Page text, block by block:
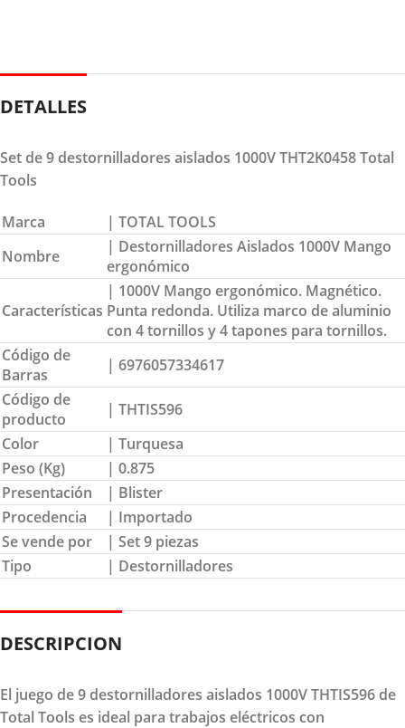
DETALLES
Set de 9 destornilladores aislados 1000V THT2K0458 Total
Tools
Marca
| TOTAL TOOLS
Nombre
| Destornilladores Aislados 1000V Mango
ergonómico
Características
| 1000V Mango ergonómico. Magnético.
Punta redonda. Utiliza marco de aluminio
con 4 tornillos y 4 tapones para tornillos.
Código de
Barras
| 6976057334617
Código de
producto
| THTIS596
Color
| Turquesa
Peso (Kg)
| 0.875
Presentación
| Blister
Procedencia
| Importado
Se vende por
| Set 9 piezas
Tipo
| Destornilladores
DESCRIPCION
El juego de 9 destornilladores aislados 1000V THTIS596 de
Total Tools es ideal para trabajos eléctricos con